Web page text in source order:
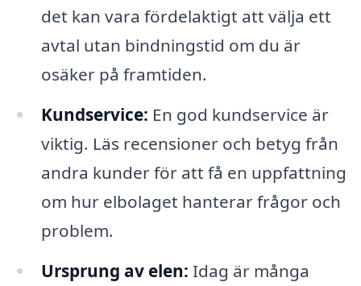
det kan vara fördelaktigt att välja ett
avtal utan bindningstid om du är
osäker på framtiden.
Kundservice: En god kundservice är
viktig. Läs recensioner och betyg från
andra kunder för att få en uppfattning
om hur elbolaget hanterar frågor och
problem.
Ursprung av elen: Idag är många